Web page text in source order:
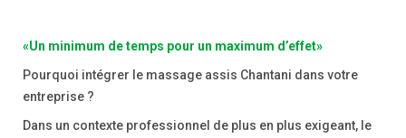
«Un minimum de temps pour un maximum d’effet»
Pourquoi intégrer le massage assis Chantani dans votre
entreprise ?
Dans un contexte professionnel de plus en plus exigeant, le